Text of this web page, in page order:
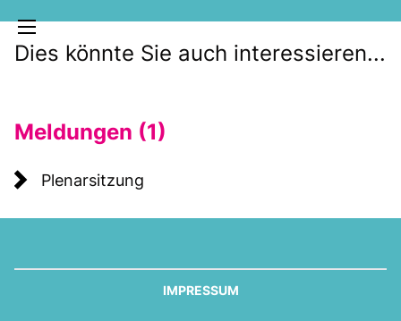
SOZIALE MEDIEN
KLARTEXT
Dies könnte Sie auch interessieren...
Meldungen (1)
Plenarsitzung
IMPRESSUM